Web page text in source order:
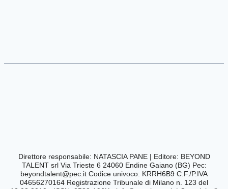
Direttore responsabile: NATASCIA PANE | Editore: BEYOND
TALENT srl Via Trieste 6 24060 Endine Gaiano (BG) Pec:
beyondtalent@pec.it Codice univoco: KRRH6B9 C:F./P.IVA
04656270164 Registrazione Tribunale di Milano n. 123 del